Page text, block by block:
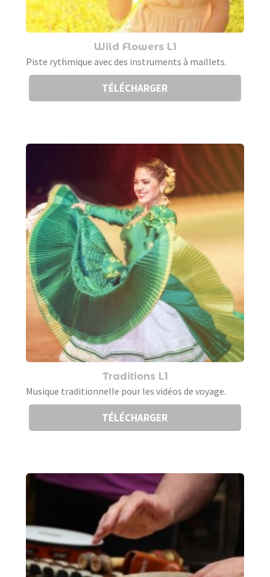
Wild Flowers L1
Piste rythmique avec des instruments à maillets.
TÉLÉCHARGER
Traditions L1
Musique traditionnelle pour les vidéos de voyage.
TÉLÉCHARGER